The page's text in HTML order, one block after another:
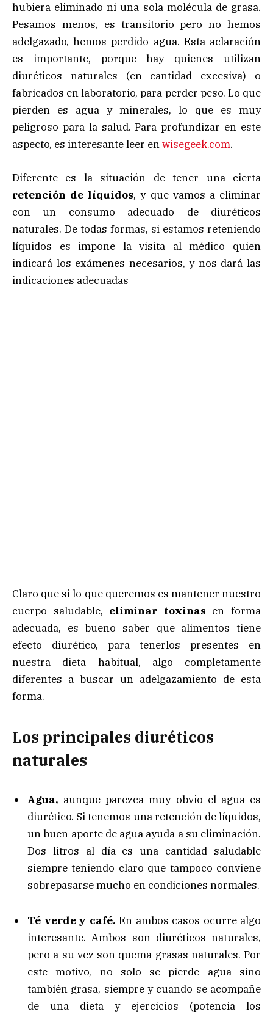
hubiera eliminado ni una sola molécula de grasa.
Pesamos menos, es transitorio pero no hemos
adelgazado, hemos perdido agua. Esta aclaración
es importante, porque hay quienes utilizan
diuréticos naturales (en cantidad excesiva) o
fabricados en laboratorio, para perder peso. Lo que
pierden es agua y minerales, lo que es muy
peligroso para la salud. Para profundizar en este
aspecto, es interesante leer enwisegeek.com.
Diferente es la situación de tener una cierta
retención de líquidos, y que vamos a eliminar
con un consumo adecuado de diuréticos
naturales. De todas formas, si estamos reteniendo
líquidos es impone la visita al médico quien
indicará los exámenes necesarios, y nos dará las
indicaciones adecuadas
Claro que si lo que queremos es mantener nuestro
cuerpo saludable, eliminar toxinas en forma
adecuada, es bueno saber que alimentos tiene
efecto diurético, para tenerlos presentes en
nuestra dieta habitual, algo completamente
diferentes a buscar un adelgazamiento de esta
forma.
Los principales diuréticos
naturales
Agua, aunque parezca muy obvio el agua es
diurético. Si tenemos una retención de líquidos,
un buen aporte de agua ayuda a su eliminación.
Dos litros al día es una cantidad saludable
siempre teniendo claro que tampoco conviene
sobrepasarse mucho en condiciones normales.
Té verde y café. En ambos casos ocurre algo
interesante. Ambos son diuréticos naturales,
pero a su vez son quema grasas naturales. Por
este motivo, no solo se pierde agua sino
también grasa, siempre y cuando se acompañe
de una dieta y ejercicios (potencia los